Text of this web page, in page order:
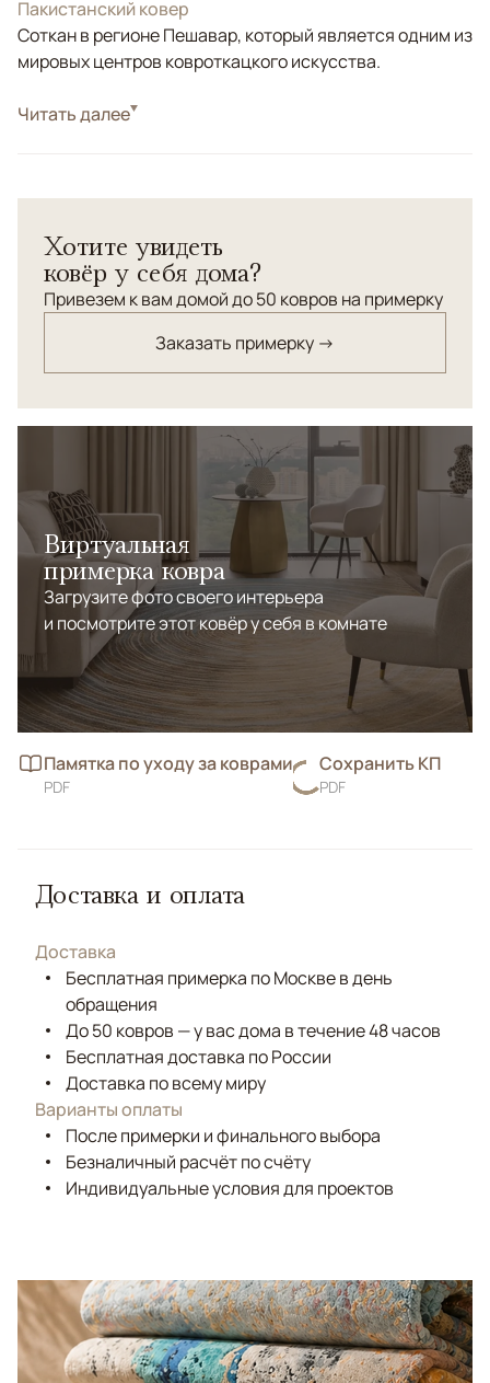
Пакистанский ковер
Соткан в регионе Пешавар, который является одним из
мировых центров ковроткацкого искусства.
СтильКлассические
добавлением натурального шелка. Соткан в Пакистане
по старинной технологии с применением натуральных
красителей.
Читать далее
Хотите увидеть
ковёр у себя дома?
Привезем к вам домой до 50 ковров на примерку
Заказать примерку →
Виртуальная
примерка ковра
Загрузите фото своего интерьера
и посмотрите этот ковёр у себя в комнате
Памятка по уходу за коврами
PDF
Сохранить КП
PDF
Доставка и оплата
Доставка
Бесплатная примерка по Москве в день
обращения
До 50 ковров — у вас дома в течение 48 часов
Бесплатная доставка по России
Доставка по всему миру
Варианты оплаты
После примерки и финального выбора
Безналичный расчёт по счёту
Индивидуальные условия для проектов